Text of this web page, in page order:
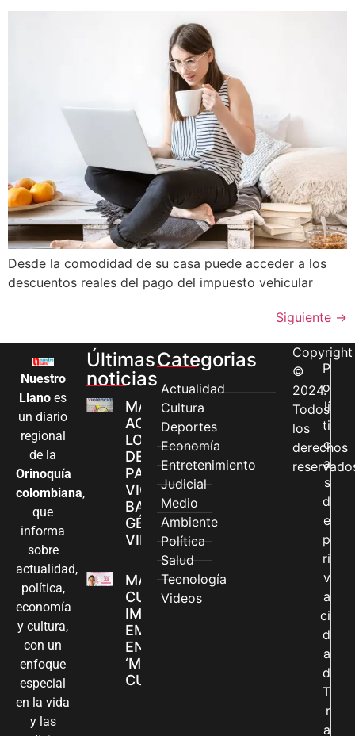
Desde la comodidad de su casa puede acceder a los
descuentos reales del pago del impuesto vehicular
Siguiente →
Nuestro
Llano es
un diario
regional
de la
Orinoquía
colombiana,
que
informa
sobre
actualidad,
política,
economía
y cultura,
con un
enfoque
especial
en la vida
y las
Últimas
noticias
MÁS MUJERES
ACCEDEN A
LOS CANALES
DE ATENCIÓN
PARA
VIOLENCIAS
BASADAS EN
GÉNERO EN
VILLAVICENCIO
MADRES
CUIDADORAS
IMPULSAN SUS
EMPRENDIMIENTOS
EN LA FERIA
‘MANOS QUE
CUIDAN Y CREAN’
Categorias
Actualidad
Cultura
Deportes
Economía
Entretenimiento
Judicial
Medio
Ambiente
Política
Salud
Tecnología
Videos
Copyright
©
2024.
Todos
los
derechos
P
o
lí
ti
c
a
s
d
e
p
ri
v
a
ci
d
a
d
T
r
a